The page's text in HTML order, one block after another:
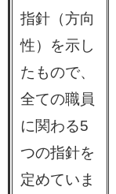
指針（方向
性）を示し
たもので、
全ての職員
に関わる5
つの指針を
定めていま